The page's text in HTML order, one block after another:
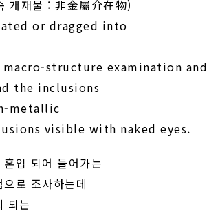
재물 : 非金屬介在物)
or dragged into
structure examination and
the inclusions
metallic
visible with naked eyes.
입 되어 들어가는
로 조사하는데
되는